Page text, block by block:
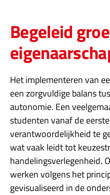
Begeleid
Het implementeren van
een zorgvuldige balans
autonomie. Een
studenten vanaf de
verantwoordelijkheid te
wat vaak leidt tot
handelingsverlegenheid.
werken volgens het
gevisualiseerd in de